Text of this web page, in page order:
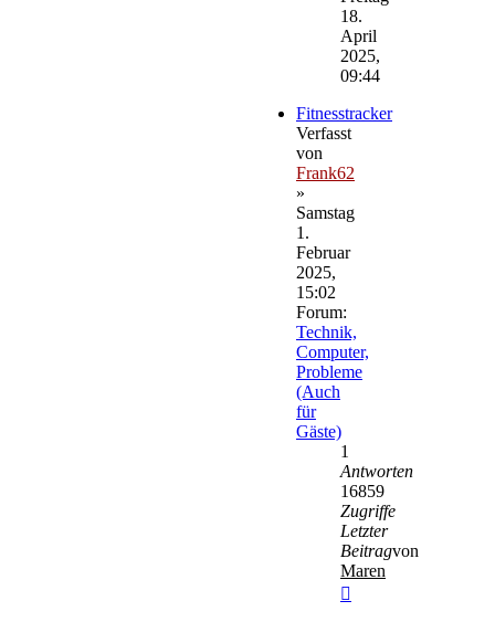
18.
April
2025,
09:44
Fitnesstracker
Verfasst
von
Frank62
»
Samstag
1.
Februar
2025,
15:02
Forum:
Technik,
Computer,
Probleme
(Auch
für
Gäste)
1
Antworten
16859
Zugriffe
Letzter
Beitragvon
Maren